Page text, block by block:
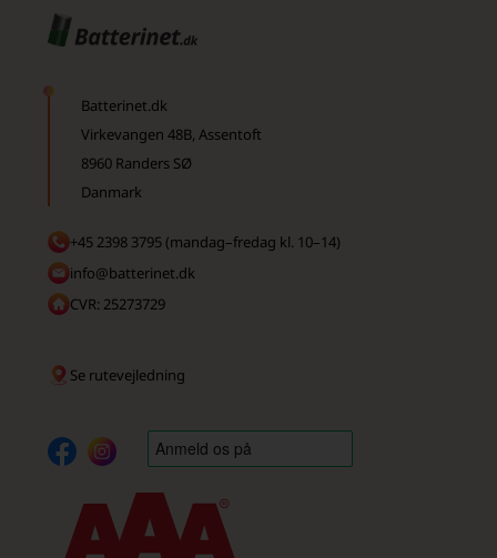
Batterinet.dk
Virkevangen 48B, Assentoft
8960 Randers SØ
Danmark
+45 2398 3795 (mandag–fredag kl. 10–14)
info@batterinet.dk
CVR: 25273729
Se rutevejledning